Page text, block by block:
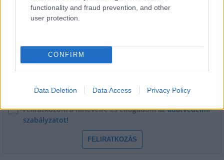
functionality and fraud prevention, and other
user protection.
CONFIRM
Data Deletion Data Access Privacy Policy
HÍRLEVÉL
Név
Feliratkozom a hírlevélre és elfogadom azadatvédelmi
szabályzatot!
FELIRATKOZÁS